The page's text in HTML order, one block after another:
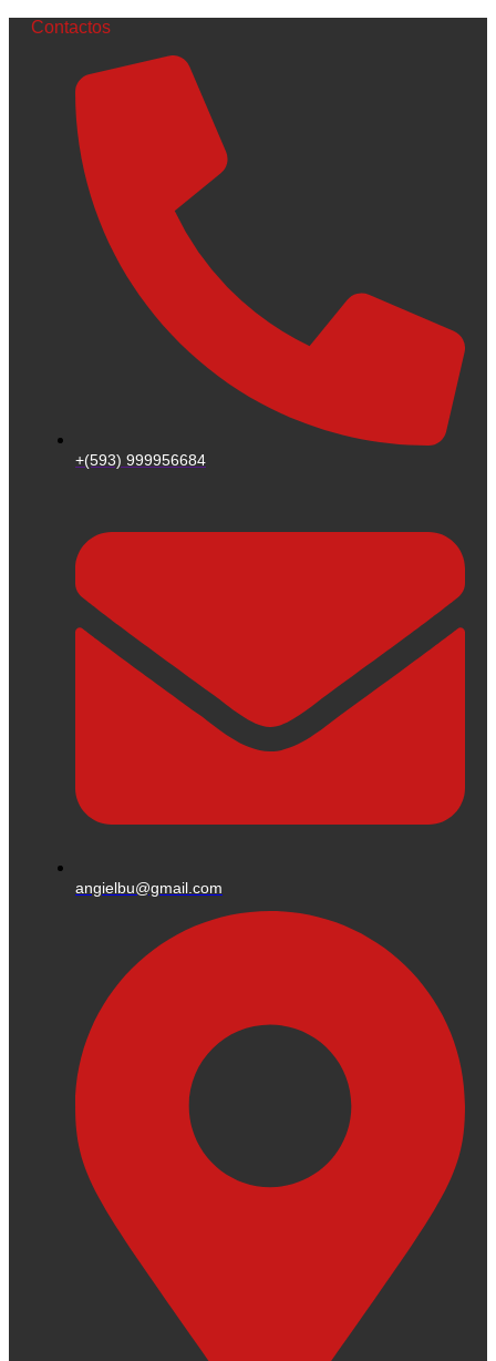
Contactos
+(593) 999956684
angielbu@gmail.com